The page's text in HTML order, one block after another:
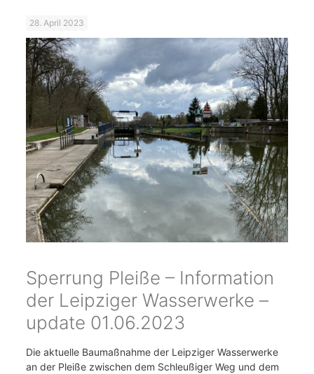
28. April 2023
Sperrung Pleiße – Information
der Leipziger Wasserwerke –
update 01.06.2023
Die aktuelle Baumaßnahme der Leipziger Wasserwerke
an der Pleiße zwischen dem Schleußiger Weg und dem